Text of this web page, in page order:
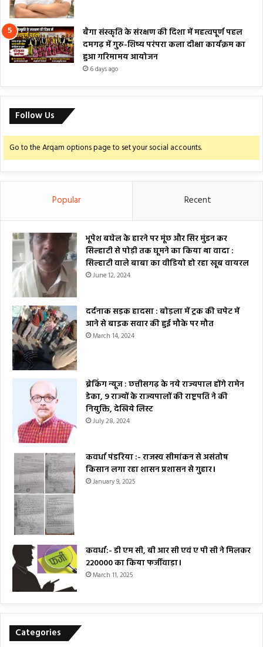
बैगा संस्कृति के संरक्षण की दिशा में महत्वपूर्ण पहल
दमगढ़ में गुरु-शिष्य परंपरा कला दीक्षा कार्यक्रम का
हुआ गरिमामय आयोजन
6 days ago
Follow Us
Go to the Arqam options page to set your social accounts.
Popular Recent
भूपेश बघेल के हारने पर मूंछ और सिर मुंडन कर
सिल्हाटी से पोड़ी तक घूमने का किया था वादा :
सिल्हाटी वाले बाबा का वीडियो हो रहा खूब वायरल
June 12, 2024
दर्दनाक सड़क हादसा : बोड़ला में ट्रक की चपेट में
आने से बाइक सवार की हुई मौके पर मौत
March 14, 2024
ब्रेकिंग न्यूज : छत्तीसगढ़ के नये राज्यपाल होंगे रामेन
डेका, 9 राज्यों के राज्यपालों की राष्ट्रपति ने की
नियुक्ति, देखिये लिस्ट
July 28, 2024
कवर्धा पंडरिया :- राजस्व सीमांकन से असंतोष
किसान लगा रहा शासन प्रशासन से गुहार।
January 9, 2025
कवर्धा:- डी एम सी, बी आर सी एवं ए पी सी ने मिलकर
₹220000 का किया फर्जीवाड़ा।
March 11, 2025
Categories